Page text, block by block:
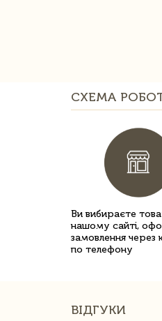
СХЕМА
Ви вибираєте
нашому сайті,
замовлення через
по телефону
ВІДГУКИ